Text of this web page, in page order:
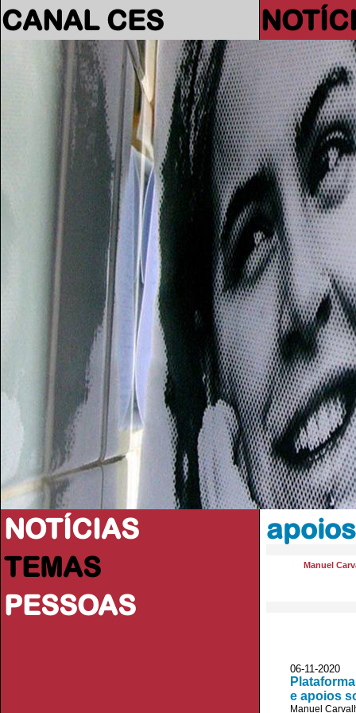
CANAL CES
NOTÍCIAS
TEMAS
PESSOAS
Manuel
06-11-
e apoios
Manuel